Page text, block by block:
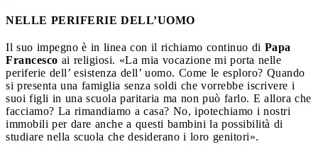
NELLE PERIFERIE DELL’UOMO
Il suo impegno è in linea con il richiamo continuo di Papa
Francesco ai religiosi. «La mia vocazione mi porta nelle
periferie dell’ esistenza dell’ uomo. Come le esploro? Quando
si presenta una famiglia senza soldi che vorrebbe iscrivere i
suoi figli in una scuola paritaria ma non può farlo. E allora che
facciamo? La rimandiamo a casa? No, ipotechiamo i nostri
immobili per dare anche a questi bambini la possibilità di
studiare nella scuola che desiderano i loro genitori».